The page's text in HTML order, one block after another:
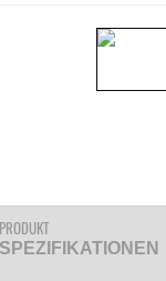
PRODUKT
SPEZIFIKATIONEN